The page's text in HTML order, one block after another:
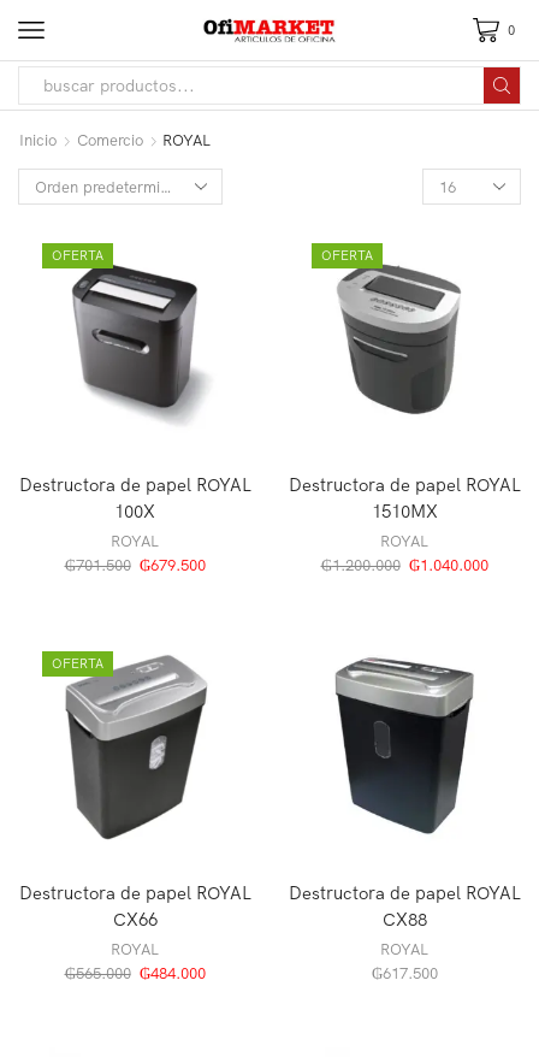
0
Inicio Comercio ROYAL
OFERTA
Destructora de papel ROYAL
100X
ROYAL
₲701.500 ₲679.500
OFERTA
Destructora de papel ROYAL
1510MX
ROYAL
₲1.200.000 ₲1.040.000
OFERTA
Destructora de papel ROYAL
CX66
ROYAL
₲565.000 ₲484.000
Destructora de papel ROYAL
CX88
ROYAL
₲617.500